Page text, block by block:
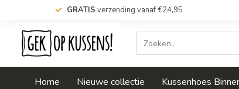
GRATIS verzending vanaf €24,95
Home Nieuwe collectie Kussenhoes